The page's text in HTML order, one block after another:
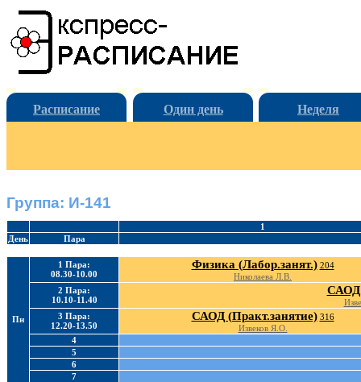
Расписание Один день Неделя
Группа: И-141
1
День
Пара
Пн
1 Пара:
08.30-10.00
Физика (Лабор.занят.) 204
Николаева Л.В.
2 Пара:
10.10-11.40
САОД
3 Пара:
12.20-13.50
САОД (Практ.занятие) 316
Извеков Я.О.
4
5
6
7